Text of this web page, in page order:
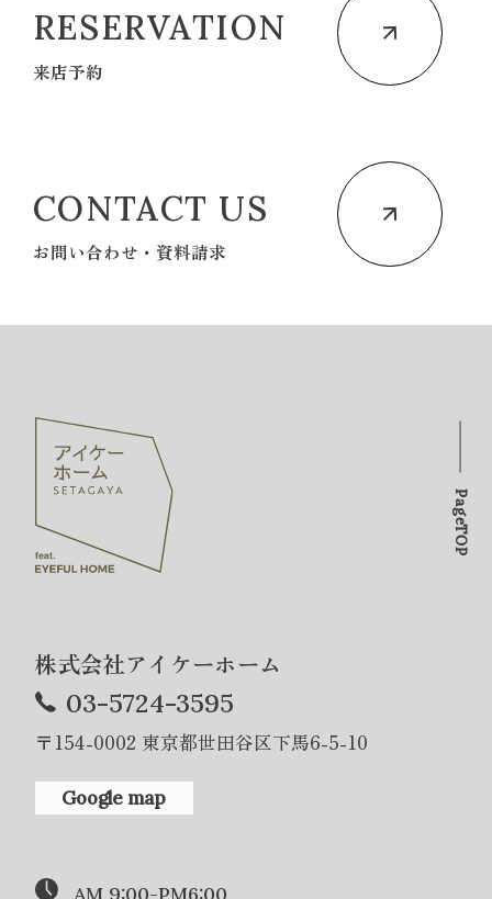
RESERVATION
来店予約
CONTACT US
お問い合わせ・資料請求
株式会社アイケーホーム
03-5724-3595
〒154-0002 東京都世田谷区下馬6-5-10
Google map
AM 9:00-PM6:00
PageTOP